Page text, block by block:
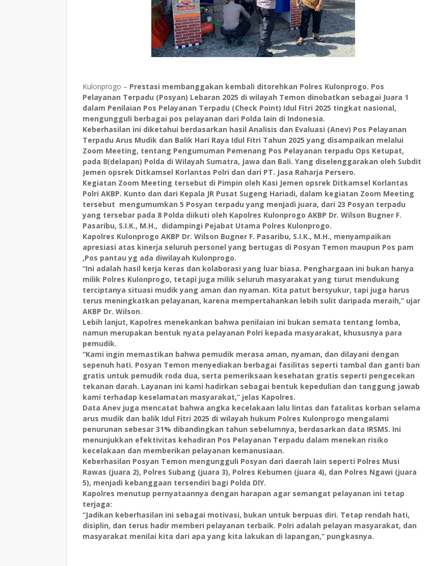
Kulonprogo – Prestasi membanggakan kembali ditorehkan Polres Kulonprogo. Pos
Pelayanan Terpadu (Posyan) Lebaran 2025 di wilayah Temon dinobatkan sebagai Juara 1
dalam Penilaian Pos Pelayanan Terpadu (Check Point) Idul Fitri 2025 tingkat nasional,
mengungguli berbagai pos pelayanan dari Polda lain di Indonesia.
Keberhasilan ini diketahui berdasarkan hasil Analisis dan Evaluasi (Anev) Pos Pelayanan
Terpadu Arus Mudik dan Balik Hari Raya Idul Fitri Tahun 2025 yang disampaikan melalui
Zoom Meeting, tentang Pengumuman Pemenang Pos Pelayanan terpadu Ops Ketupat,
pada 8(delapan) Polda di Wilayah Sumatra, Jawa dan Bali. Yang diselenggarakan oleh Subdit
Jemen opsrek Ditkamsel Korlantas Polri dan dari PT. Jasa Raharja Persero.
Kegiatan Zoom Meeting tersebut di Pimpin oleh Kasi Jemen opsrek Ditkamsel Korlantas
Polri AKBP. Kunto dan dari Kepala JR Pusat Sugeng Hariadi, dalam kegiatan Zoom Meeting
tersebut mengumumkan 5 Posyan terpadu yang menjadi juara, dari 23 Posyan terpadu
yang tersebar pada 8 Polda diikuti oleh Kapolres Kulonprogo AKBP Dr. Wilson Bugner F.
Pasaribu, S.I.K., M.H., didampingi Pejabat Utama Polres Kulonprogo.
Kapolres Kulonprogo AKBP Dr. Wilson Bugner F. Pasaribu, S.I.K., M.H., menyampaikan
apresiasi atas kinerja seluruh personel yang bertugas di Posyan Temon maupun Pos pam
,Pos pantau yg ada diwilayah Kulonprogo.
“Ini adalah hasil kerja keras dan kolaborasi yang luar biasa. Penghargaan ini bukan hanya
milik Polres Kulonprogo, tetapi juga milik seluruh masyarakat yang turut mendukung
terciptanya situasi mudik yang aman dan nyaman. Kita patut bersyukur, tapi juga harus
terus meningkatkan pelayanan, karena mempertahankan lebih sulit daripada meraih,” ujar
AKBP Dr. Wilson.
Lebih lanjut, Kapolres menekankan bahwa penilaian ini bukan semata tentang lomba,
namun merupakan bentuk nyata pelayanan Polri kepada masyarakat, khususnya para
pemudik.
“Kami ingin memastikan bahwa pemudik merasa aman, nyaman, dan dilayani dengan
sepenuh hati. Posyan Temon menyediakan berbagai fasilitas seperti tambal dan ganti ban
gratis untuk pemudik roda dua, serta pemeriksaan kesehatan gratis seperti pengecekan
tekanan darah. Layanan ini kami hadirkan sebagai bentuk kepedulian dan tanggung jawab
kami terhadap keselamatan masyarakat,” jelas Kapolres.
Data Anev juga mencatat bahwa angka kecelakaan lalu lintas dan fatalitas korban selama
arus mudik dan balik Idul Fitri 2025 di wilayah hukum Polres Kulonprogo mengalami
penurunan sebesar 31% dibandingkan tahun sebelumnya, berdasarkan data IRSMS. Ini
menunjukkan efektivitas kehadiran Pos Pelayanan Terpadu dalam menekan risiko
kecelakaan dan memberikan pelayanan kemanusiaan.
Keberhasilan Posyan Temon mengungguli Posyan dari daerah lain seperti Polres Musi
Rawas (juara 2), Polres Subang (juara 3), Polres Kebumen (juara 4), dan Polres Ngawi (juara
5), menjadi kebanggaan tersendiri bagi Polda DIY.
Kapolres menutup pernyataannya dengan harapan agar semangat pelayanan ini tetap
terjaga:
“Jadikan keberhasilan ini sebagai motivasi, bukan untuk berpuas diri. Tetap rendah hati,
disiplin, dan terus hadir memberi pelayanan terbaik. Polri adalah pelayan masyarakat, dan
masyarakat menilai kita dari apa yang kita lakukan di lapangan,” pungkasnya.